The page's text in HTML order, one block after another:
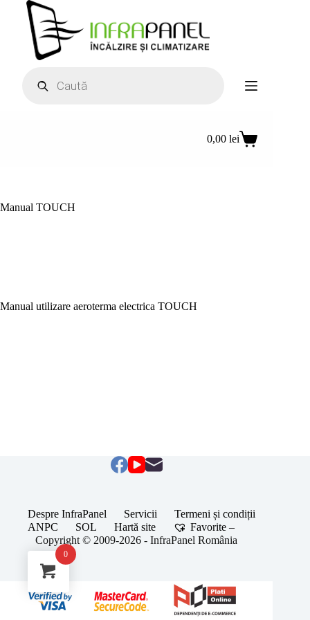
conținut
search
Coș
0,00 lei
Manual TOUCH
Manual utilizare aeroterma electrica TOUCH
Despre InfraPanel Servicii
Termeni și condiții
ANPC
SOL Hartă site
Favorite –
Copyright © 2009-2026 - InfraPanel România
0